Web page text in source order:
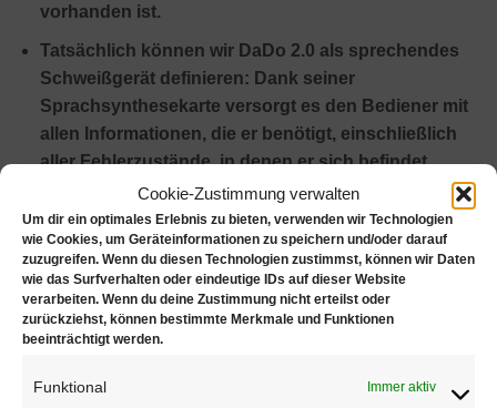
Cookie-Zustimmung verwalten
Um dir ein optimales Erlebnis zu bieten, verwenden wir Technologien
wie Cookies, um Geräteinformationen zu speichern und/oder darauf
zuzugreifen. Wenn du diesen Technologien zustimmst, können wir Daten
wie das Surfverhalten oder eindeutige IDs auf dieser Website
verarbeiten. Wenn du deine Zustimmung nicht erteilst oder
zurückziehst, können bestimmte Merkmale und Funktionen
beeinträchtigt werden.
Funktional Immer aktiv
vorhanden ist.
Tatsächlich können wir DaDo 2.0 als sprechendes
Schweißgerät definieren: Dank seiner
Sprachsynthesekarte versorgt es den Bediener mit
allen Informationen, die er benötigt, einschließlich
aller Fehlerzustände, in denen er sich befindet.
Die variable Farbe der LEDs in der Schweißkammer
ist auch ein weiterer Indikator für den Laserstatus,
dieselben LEDs ändern die Farbe in Bezug auf den
Arbeitsstatus des Lasers: Standby, im Niedrig- oder
Hochleistungsbetriebsmodus.